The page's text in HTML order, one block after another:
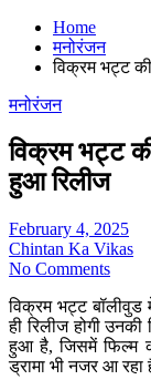
Home
मनोरंजन
विक्रम भट्ट
मनोरंजन
विक्रम भट्ट
हुआ रिलीज
February 4, 2025
Chintan Ka Vikas
No Comments
विक्रम भट्ट बॉलीवुड
ही रिलीज होगी
हुआ है, जिसमें फिल्म
ड्रामा भी नजर आ रहा